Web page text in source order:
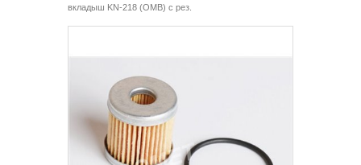
вкладыш KN-218 (ОМВ) с рез.